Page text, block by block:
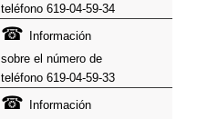
teléfono 619-04-59-34
☎ Información
sobre el número de
teléfono 619-04-59-33
☎ Información